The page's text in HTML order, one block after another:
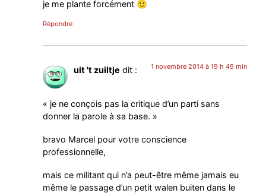
je me plante forcément 🙂
Répondre
uit 't zuiltje dit : 1 novembre 2014 à 19 h 49 min
« je ne conçois pas la critique d’un parti sans
donner la parole à sa base. »
bravo Marcel pour votre conscience
professionnelle,
mais ce militant qui n’a peut-être même jamais eu
même le passage d’un petit walen buiten dans le